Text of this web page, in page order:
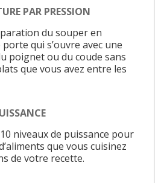
PAR PRESSION
du souper en
qui s’ouvre avec une
poignet ou du coude sans
que vous avez entre les
niveaux de puissance pour
que vous cuisinez
de votre recette.